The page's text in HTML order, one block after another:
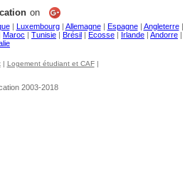
on
| Luxembourg| Allemagne| Espagne| Angleterre|
Maroc | Tunisie | Brésil | Ecosse | Irlande | Andorre |
| Logement étudiant et CAF|
2003-2018